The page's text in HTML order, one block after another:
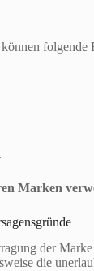
folgende
Marken
der
die